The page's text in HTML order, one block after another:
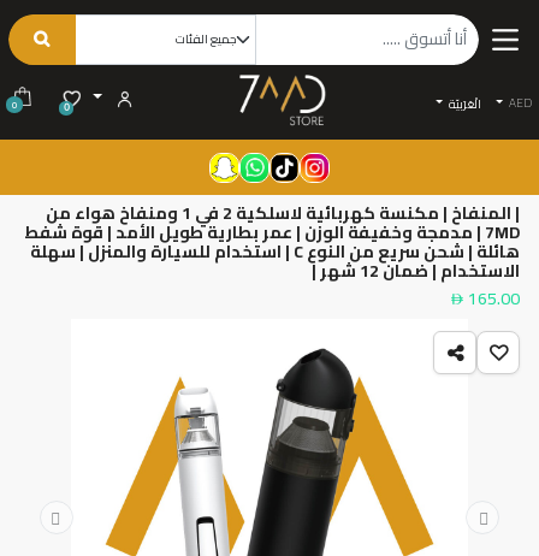
AED الْعَرَبيّة 0
0
| المنفاخ | مكنسة كهربائية لاسلكية 2 في 1 ومنفاخ هواء من
7MD | مدمجة وخفيفة الوزن | عمر بطارية طويل الأمد | قوة شفط
هائلة | شحن سريع من النوع C | استخدام للسيارة والمنزل | سهلة
الاستخدام | ضمان 12 شهر |
165.00